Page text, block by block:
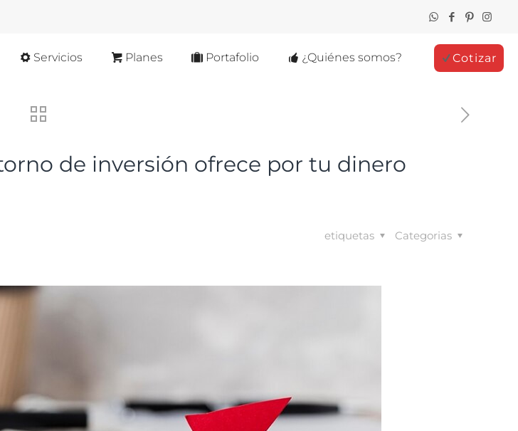
Servicios Planes Portafolio ¿Quiénes somos? Cotizar
de inversión ofrece por tu dinero
Categorias
etiquetas